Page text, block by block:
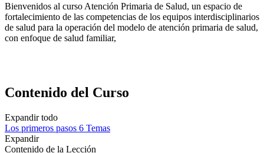
Bienvenidos al curso Atención Primaria de Salud, un espacio de
fortalecimiento de las competencias de los equipos interdisciplinarios
de salud para la operación del modelo de atención primaria de salud,
con enfoque de salud familiar,
Contenido del Curso
Expandir todo
Los primeros pasos 6 Temas
Expandir
Contenido de la Lección